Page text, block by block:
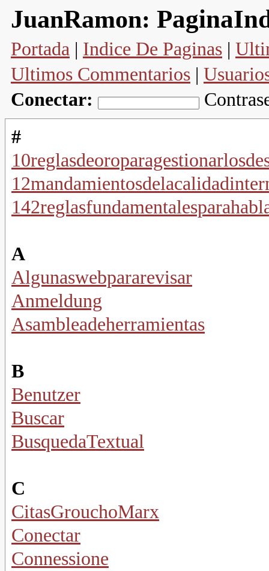
JuanRamon:
Portada | Indice De Paginas |
Ultimos Commentarios |
Conectar:
#
A
Algunaswebpararevisar
Anmeldung
Asambleadeherramientas
B
Benutzer
Buscar
BusquedaTextual
C
CitasGrouchoMarx
Conectar
Connessione